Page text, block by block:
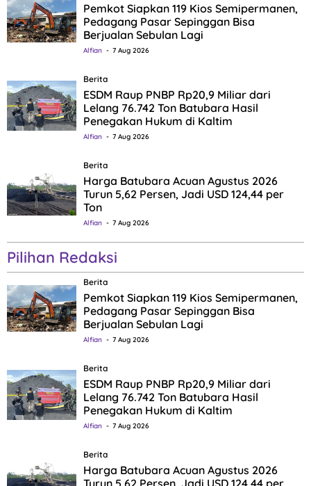
Pemkot Siapkan 119 Kios Semipermanen,
Pedagang Pasar Sepinggan Bisa
Berjualan Sebulan Lagi
Alfian 7 Aug 2026
Berita
ESDM Raup PNBP Rp20,9 Miliar dari
Lelang 76.742 Ton Batubara Hasil
Penegakan Hukum di Kaltim
Alfian 7 Aug 2026
Berita
Harga Batubara Acuan Agustus 2026
Turun 5,62 Persen, Jadi USD 124,44 per
Ton
Alfian 7 Aug 2026
Pilihan Redaksi
Berita
Pemkot Siapkan 119 Kios Semipermanen,
Pedagang Pasar Sepinggan Bisa
Berjualan Sebulan Lagi
Alfian 7 Aug 2026
Berita
ESDM Raup PNBP Rp20,9 Miliar dari
Lelang 76.742 Ton Batubara Hasil
Penegakan Hukum di Kaltim
Alfian 7 Aug 2026
Berita
Harga Batubara Acuan Agustus 2026
Turun 5,62 Persen, Jadi USD 124,44 per